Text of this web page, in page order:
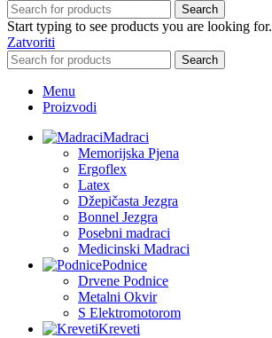
Search
Start typing to see products you are looking for.
Zatvoriti
Search
Menu
Proizvodi
Madraci
Memorijska Pjena
Ergoflex
Latex
Džepičasta Jezgra
Bonnel Jezgra
Posebni madraci
Medicinski Madraci
Podnice
Drvene Podnice
Metalni Okvir
S Elektromotorom
Kreveti